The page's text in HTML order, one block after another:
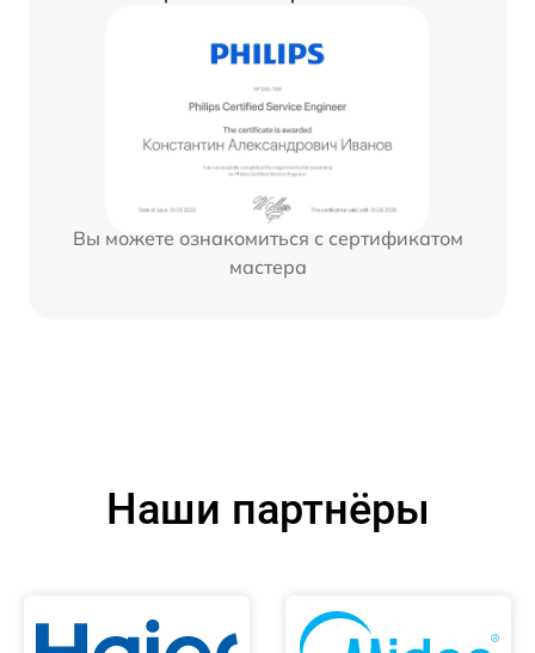
Вы можете ознакомиться с сертификатом
мастера
Наши партнёры